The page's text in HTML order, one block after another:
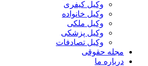
وکیل کیفری
وکیل خانواده
وکیل ملکی
وکیل پزشکی
وکیل تصادفات
مجله حقوقی
درباره ما